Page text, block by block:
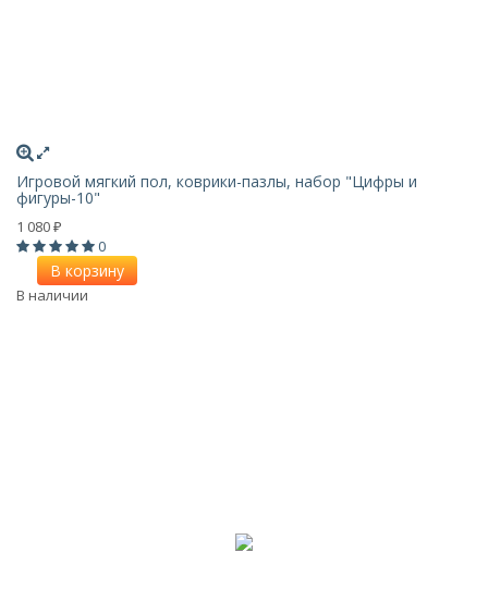
Игровой мягкий пол, коврики-пазлы, набор "Цифры и
фигуры-10"
1 080 ₽
0
В корзину
В наличии